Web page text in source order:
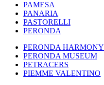
PAMESA
PANARIA
PASTORELLI
PERONDA
PERONDA HARMONY
PERONDA MUSEUM
PETRACERS
PIEMME VALENTINO